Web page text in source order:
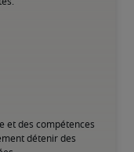
et des compétences
détenir des